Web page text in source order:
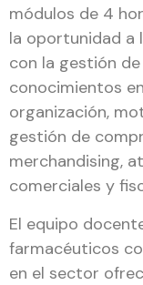
módulos de 4
la oportunidad a
con la gestión
conocimientos
organización,
gestión de
merchandising,
comerciales y
El equipo
farmacéuticos
en el sector